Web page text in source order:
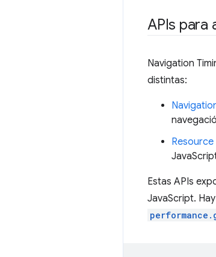
APIs para
Navigation
distintas:
Resource
Estas APIs
JavaScript.